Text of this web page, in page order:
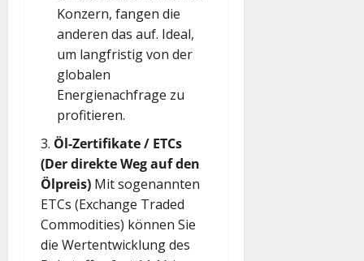
Konzern, fangen die
anderen das auf. Ideal,
um langfristig von der
globalen
Energienachfrage zu
profitieren.
Öl-Zertifikate / ETCs
(Der direkte Weg auf den
Ölpreis) Mit sogenannten
ETCs (Exchange Traded
Commodities) können Sie
die Wertentwicklung des